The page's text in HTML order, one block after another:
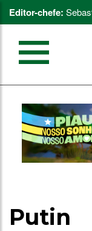
Editor-chefe:
Putin